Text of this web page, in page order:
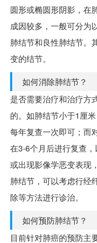
圆形或椭圆形阴影，在
成因较多，一般可分为
肺结节和良性肺结节。
变的结节。
如何消除肺结节？
是否需要治疗和治疗方
的。如肺结节小于1厘
每年复查一次即可；而
在3-6个月后进行复查
或出现影像学恶变表现
肺结节，可以考虑行经
除等方法进行诊治。
如何预防肺结节？
目前针对肺癌的预防主